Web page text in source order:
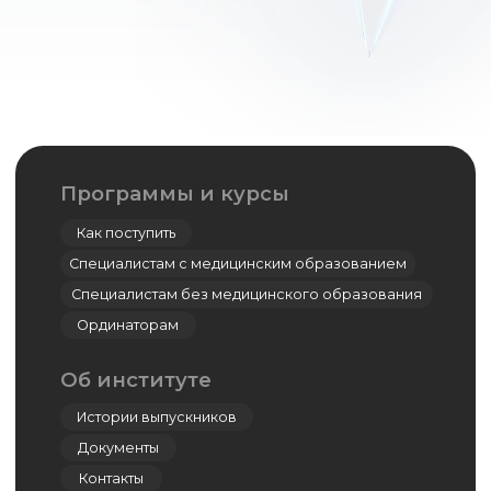
Кадаверный центр
технологий
образование
Лингвистический центр